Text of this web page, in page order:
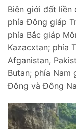
Biên giới đất liền
phía Đông giáp
phía Bắc giáp
Kazacxtan; phía
Afganistan,
Butan; phía Nam
Đông và Đông